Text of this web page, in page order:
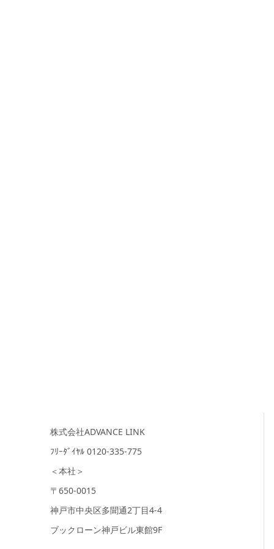
株式会社ADVANCE LINK
ﾌﾘｰﾀﾞｲﾔﾙ 0120-335-775
＜本社＞
〒650-0015
神戸市中央区多聞通2丁目4-4
ブックローン神戸ビル東館9F